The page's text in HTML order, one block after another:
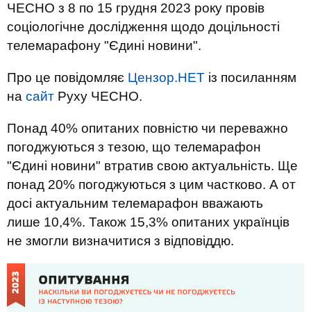
ЧЕСНО з 8 по 15 грудня 2023 року провів
соціологічне дослідження щодо доцільності
телемарафону "Єдині новини".
Про це повідомляє Цензор.НЕТ із посиланням
на сайт Руху ЧЕСНО.
Понад 40% опитаних повністю чи переважно
погоджуються з тезою, що телемарафон
"Єдині новини" втратив свою актуальність. Ще
понад 20% погоджуються з цим частково. А от
досі актуальним телемарафон вважають
лише 10,4%. Також 15,3% опитаних українців
не змогли визначитися з відповіддю.